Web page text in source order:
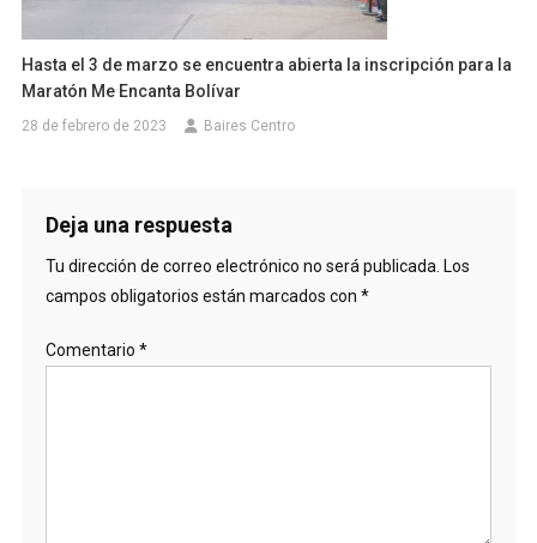
Hasta el 3 de marzo se encuentra abierta la inscripción para la
Maratón Me Encanta Bolívar
28 de febrero de 2023 Baires Centro
Deja una respuesta
Tu dirección de correo electrónico no será publicada. Los
campos obligatorios están marcados con *
Comentario *